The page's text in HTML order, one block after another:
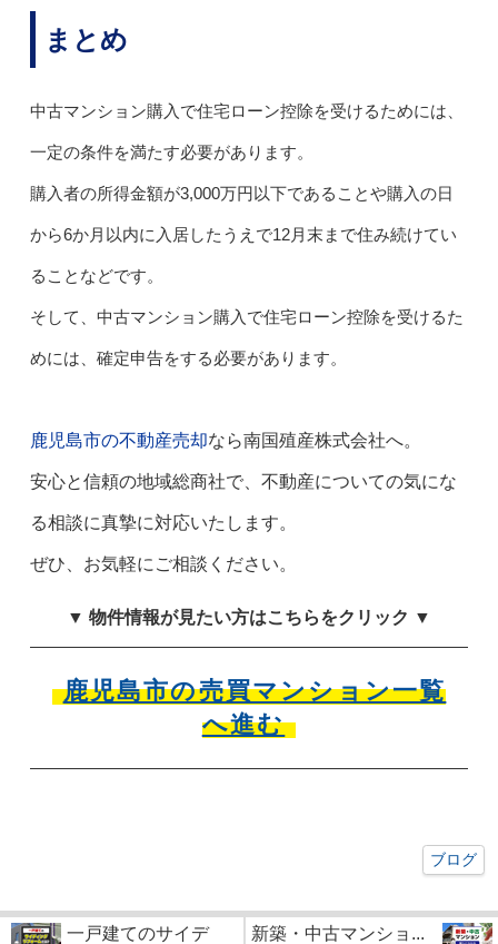
まとめ
中古マンション購入で住宅ローン控除を受けるためには、
一定の条件を満たす必要があります。
購入者の所得金額が3,000万円以下であることや購入の日
から6か月以内に入居したうえで12月末まで住み続けてい
ることなどです。
そして、中古マンション購入で住宅ローン控除を受けるた
めには、確定申告をする必要があります。
鹿児島市の不動産売却なら南国殖産株式会社へ。
安心と信頼の地域総商社で、不動産についての気にな
る相談に真摯に対応いたします。
ぜひ、お気軽にご相談ください。
▼ 物件情報が見たい方はこちらをクリック ▼
鹿児島市の売買マンション一覧
へ進む
ブログ
一戸建てのサイデ
新築・中古マンショ...